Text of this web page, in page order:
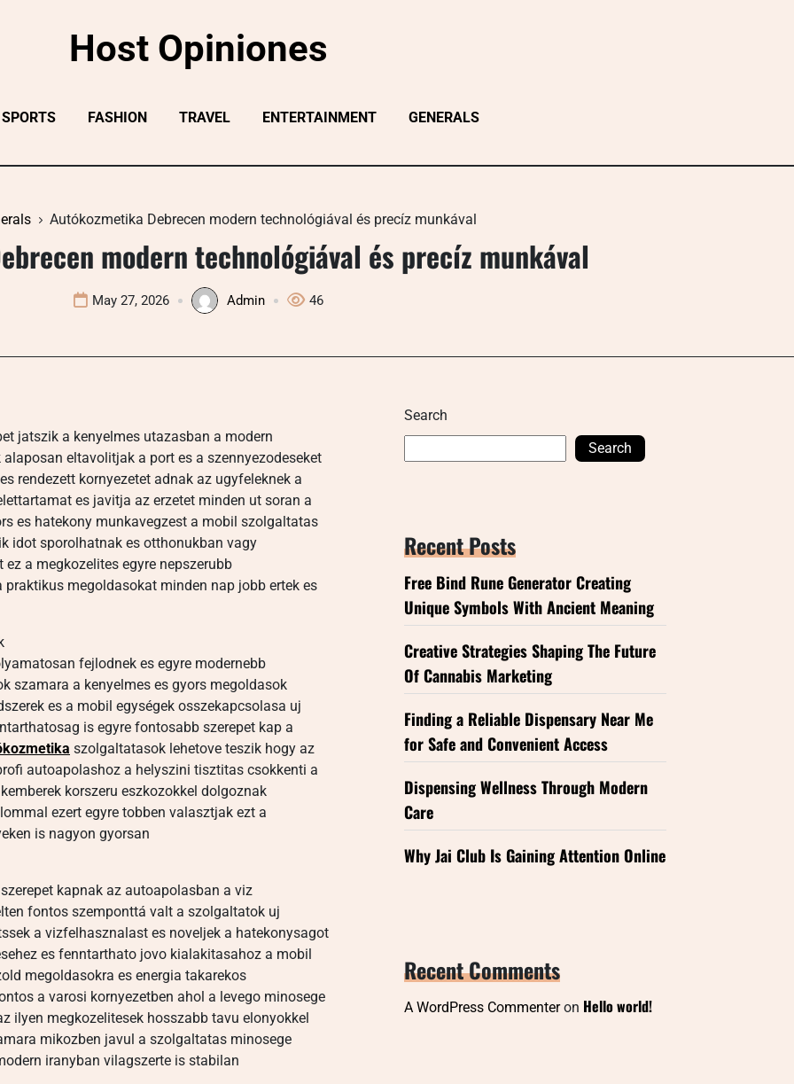
Host Opiniones
SPORTS FASHION TRAVEL ENTERTAINMENT GENERALS
Autókozmetika Debrecen modern technológiával és precíz munkával
modern technológiával és precíz munkával
May 27, 2026 Admin 46
jatszik a kenyelmes utazasban a modern
eltavolitjak a port es a szennyezodeseket
rendezett kornyezetet adnak az ugyfeleknek a
es javitja az erzetet minden ut soran a
es hatekony munkavegzest a mobil szolgaltatas
idot sporolhatnak es otthonukban vagy
a megkozelites egyre nepszerubb
megoldasokat minden nap jobb ertek es
fejlodnek es egyre modernebb
szamara a kenyelmes es gyors megoldasok
es a mobil egységek osszekapcsolasa uj
is egyre fontosabb szerepet kap a
szolgaltatasok lehetove teszik hogy az
autoapolashoz a helyszini tisztitas csokkenti a
korszeru eszkozokkel dolgoznak
ezert egyre tobben valasztjak ezt a
is nagyon gyorsan
kapnak az autoapolasban a viz
fontos szemponttá valt a szolgaltatok uj
a vizfelhasznalast es noveljek a hatekonysagot
es fenntarthato jovo kialakitasahoz a mobil
megoldasokra es energia takarekos
a varosi kornyezetben ahol a levego minosege
ilyen megkozelitesek hosszabb tavu elonyokkel
mikozben javul a szolgaltatas minosege
iranyban vilagszerte is stabilan
Search
Search
Recent Posts
Free Bind Rune Generator Creating
Unique Symbols With Ancient Meaning
Creative Strategies Shaping The Future
Of Cannabis Marketing
Finding a Reliable Dispensary Near Me
for Safe and Convenient Access
Dispensing Wellness Through Modern
Care
Why Jai Club Is Gaining Attention Online
Recent Comments
A WordPress Commenteron Hello world!